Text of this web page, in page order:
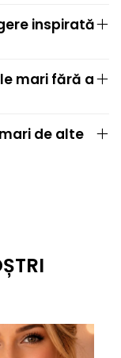
inspirată
mari fără a
de alte